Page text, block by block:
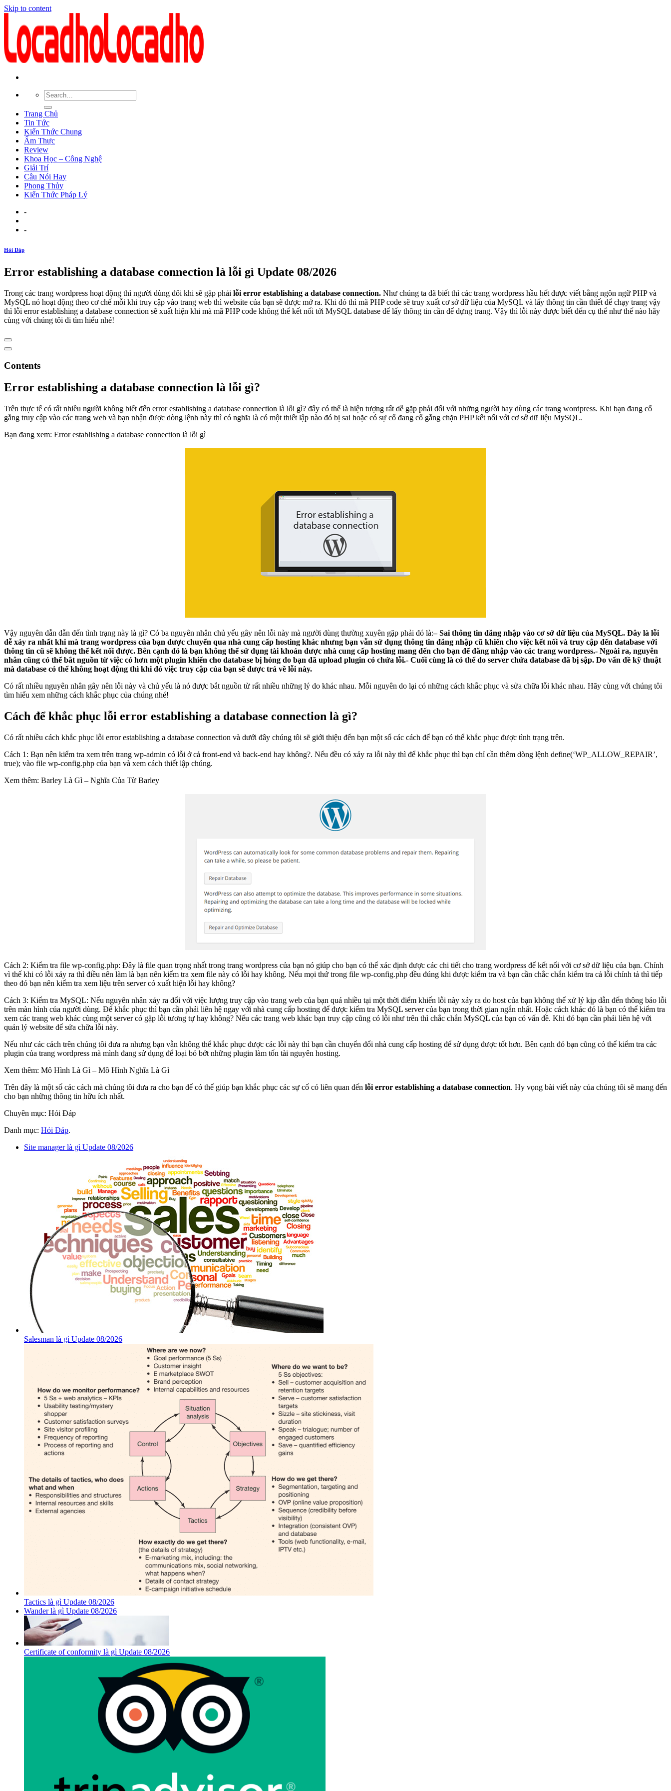
Skip to content
Trang Chủ
Tin Tức
Kiến Thức Chung
Ẩm Thực
Review
Khoa Học – Công Nghệ
Giải Trí
Câu Nói Hay
Phong Thủy
Kiến Thức Pháp Lý
-
-
Hỏi Đáp
Error establishing a database connection là lỗi gì Update 08/2026
Trong các trang wordpress hoạt động thì người dùng đôi khi sẽ gặp phải lỗi error establishing a database connection. Như chúng ta đã biết thì các trang wordpress hầu hết được viết bằng ngôn ngữ PHP và
MySQL nó hoạt động theo cơ chế mỗi khi truy cập vào trang web thì website của bạn sẽ được mở ra. Khi đó thì mã PHP code sẽ truy xuất cơ sở dữ liệu của MySQL và lấy thông tin cần thiết để chạy trang vậy
thì lỗi error establishing a database connection sẽ xuất hiện khi mà mã PHP code không thể kết nối tới MySQL database để lấy thông tin cần để dựng trang. Vậy thì lỗi này được biết đến cụ thể như thế nào hãy
cùng với chúng tôi đi tìm hiểu nhé!
Contents
Error establishing a database connection là lỗi gì?
Trên thực tế có rất nhiều người không biết đến error establishing a database connection là lỗi gì? đây có thể là hiện tượng rất dễ gặp phải đối với những người hay dùng các trang wordpress. Khi bạn đang cố
gắng truy cập vào các trang web và bạn nhận được dòng lệnh này thì có nghĩa là có một thiết lập nào đó bị sai hoặc có sự cố đang cố gắng chặn PHP kết nối với cơ sở dữ liệu MySQL.
Bạn đang xem: Error establishing a database connection là lỗi gì
Vậy nguyên dẫn dẫn đến tình trạng này là gì? Có ba nguyên nhân chủ yếu gây nên lỗi này mà người dùng thường xuyên gặp phải đó là:– Sai thông tin đăng nhập vào cơ sở dữ liệu của MySQL. Đây là lỗi
dễ xảy ra nhất khi mà trang wordpress của bạn được chuyển qua nhà cung cấp hosting khác nhưng bạn vẫn sử dụng thông tin đăng nhập cũ khiến cho việc kết nối và truy cập đến database với
thông tin cũ sẽ không thể kết nối được. Bên cạnh đó là bạn không thể sử dụng tài khoản được nhà cung cấp hosting mang đến cho bạn để đăng nhập vào các trang wordpress.- Ngoài ra, nguyên
nhân cũng có thể bắt nguồn từ việc có hơn một plugin khiến cho database bị hỏng do bạn đã upload plugin có chứa lỗi.- Cuối cùng là có thể do server chứa database đã bị sập. Do vấn đề kỹ thuật
mà database có thể không hoạt động thì khi đó việc truy cập của bạn sẽ được trả về lỗi này.
Có rất nhiều nguyên nhân gây nên lỗi này và chủ yếu là nó được bắt nguồn từ rất nhiều những lý do khác nhau. Mỗi nguyên do lại có những cách khắc phục và sửa chữa lỗi khác nhau. Hãy cùng với chúng tôi
tìm hiểu xem những cách khắc phục của chúng nhé!
Cách để khắc phục lỗi error establishing a database connection là gì?
Có rất nhiều cách khắc phục lỗi error establishing a database connection và dưới đây chúng tôi sẽ giới thiệu đến bạn một số các cách để bạn có thể khắc phục được tình trạng trên.
Cách 1: Bạn nên kiểm tra xem trên trang wp-admin có lỗi ở cả front-end và back-end hay không?. Nếu đều có xảy ra lỗi này thì để khắc phục thì bạn chỉ cần thêm dòng lệnh define(‘WP_ALLOW_REPAIR’,
true); vào file wp-config.php của bạn và xem cách thiết lập chúng.
Xem thêm: Barley Là Gì – Nghĩa Của Từ Barley
Cách 2: Kiểm tra file wp-config.php: Đây là file quan trọng nhất trong trang wordpress của bạn nó giúp cho bạn có thể xác định được các chi tiết cho trang wordpress để kết nối với cơ sở dữ liệu của bạn. Chính
vì thế khi có lỗi xảy ra thì điều nên làm là bạn nên kiểm tra xem file này có lỗi hay không. Nếu mọi thứ trong file wp-config.php đều đúng khi được kiểm tra và bạn cần chắc chắn kiểm tra cả lỗi chính tả thì tiếp
theo đó bạn nên kiểm tra xem liệu trên server có xuất hiện lỗi hay không?
Cách 3: Kiểm tra MySQL: Nếu nguyên nhân xảy ra đối với việc lượng truy cập vào trang web của bạn quá nhiều tại một thời điểm khiến lỗi này xảy ra do host của bạn không thể xử lý kịp dẫn đến thông báo lỗi
trên màn hình của người dùng. Để khắc phục thì bạn cần phải liên hệ ngay với nhà cung cấp hosting để được kiểm tra MySQL server của bạn trong thời gian ngắn nhất. Hoặc cách khác đó là bạn có thể kiểm tra
xem các trang web khác cùng một server có gặp lỗi tương tự hay không? Nếu các trang web khác bạn truy cập cũng có lỗi như trên thì chắc chắn MySQL của bạn có vấn đề. Khi đó bạn cần phải liên hệ với
quản lý website để sửa chữa lỗi này.
Nếu như các cách trên chúng tôi đưa ra nhưng bạn vẫn không thể khắc phục được các lỗi này thì bạn cần chuyển đổi nhà cung cấp hosting để sử dụng được tốt hơn. Bên cạnh đó bạn cũng có thể kiểm tra các
plugin của trang wordpress mà mình đang sử dụng để loại bỏ bớt những plugin làm tốn tài nguyên hosting.
Xem thêm: Mô Hình Là Gì – Mô Hình Nghĩa Là Gì
Trên đây là một số các cách mà chúng tôi đưa ra cho bạn để có thể giúp bạn khắc phục các sự cố có liên quan đến lỗi error establishing a database connection. Hy vọng bài viết này của chúng tôi sẽ mang đến
cho bạn những thông tin hữu ích nhất.
Chuyên mục: Hỏi Đáp
Danh mục: Hỏi Đáp.
Site manager là gì Update 08/2026
Salesman là gì Update 08/2026
Tactics là gì Update 08/2026
Wander là gì Update 08/2026
Certificate of conformity là gì Update 08/2026